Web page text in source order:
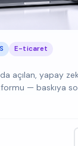
E-ticaret
açılan, yapay
— baskıya